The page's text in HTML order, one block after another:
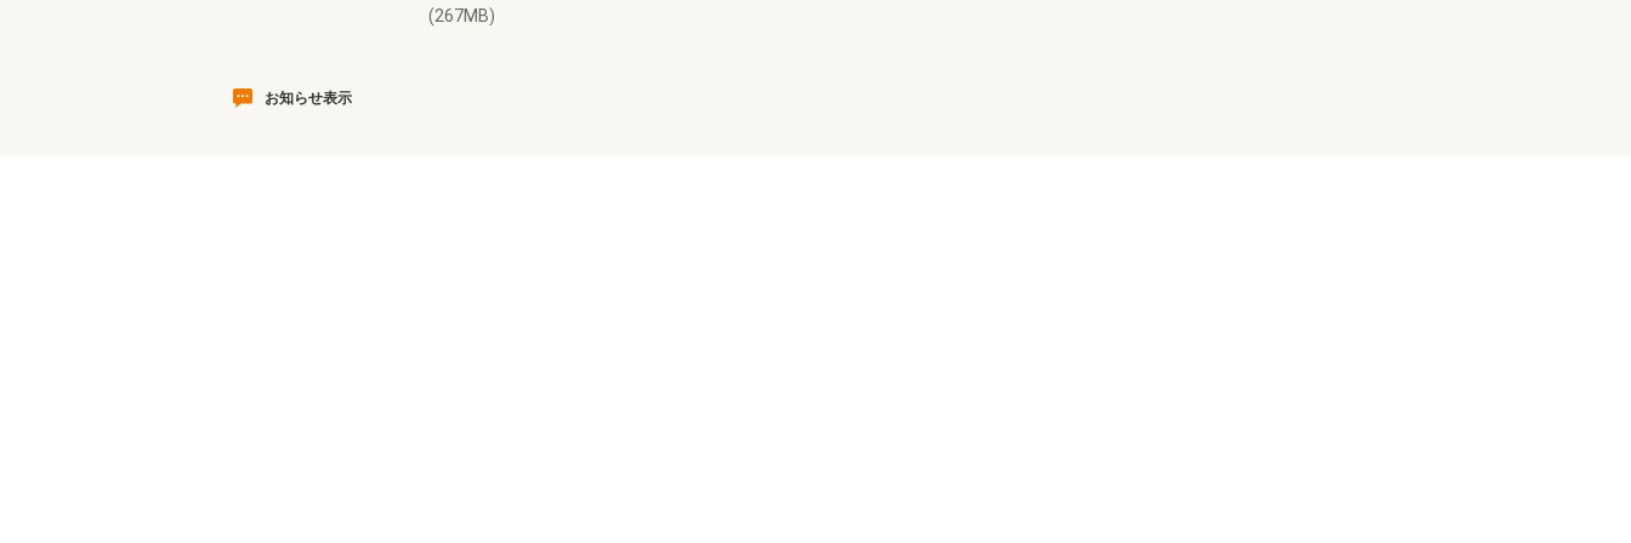
(267MB)
お知らせ表示